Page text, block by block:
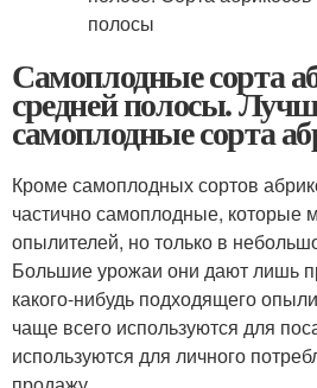
Самоплодные сорта
средней полосы.
самоплодные сорта
Кроме самоплодных сортов
частично самоплодные, которые
опылителей, но только в
Большие урожаи они дают лишь
какого-нибудь подходящего
чаще всего используются для
используются для личного